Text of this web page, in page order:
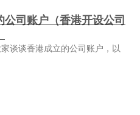
公司账户（香港开设公司
谈谈香港成立的公司账户，以